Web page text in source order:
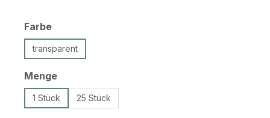
Farbeauswählen
transparent
Mengeauswählen
1 Stück 25 Stück